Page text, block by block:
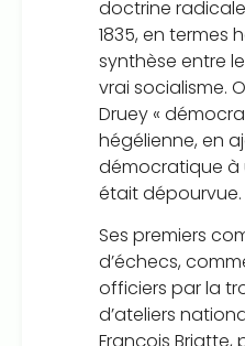
doctrine
1835, en termes
synthèse entre
vrai socialisme.
Druey «
hégélienne, en
démocratique à
était dépourvue.
Ses premiers
d’échecs,
officiers par la
d’ateliers
François Briatte,